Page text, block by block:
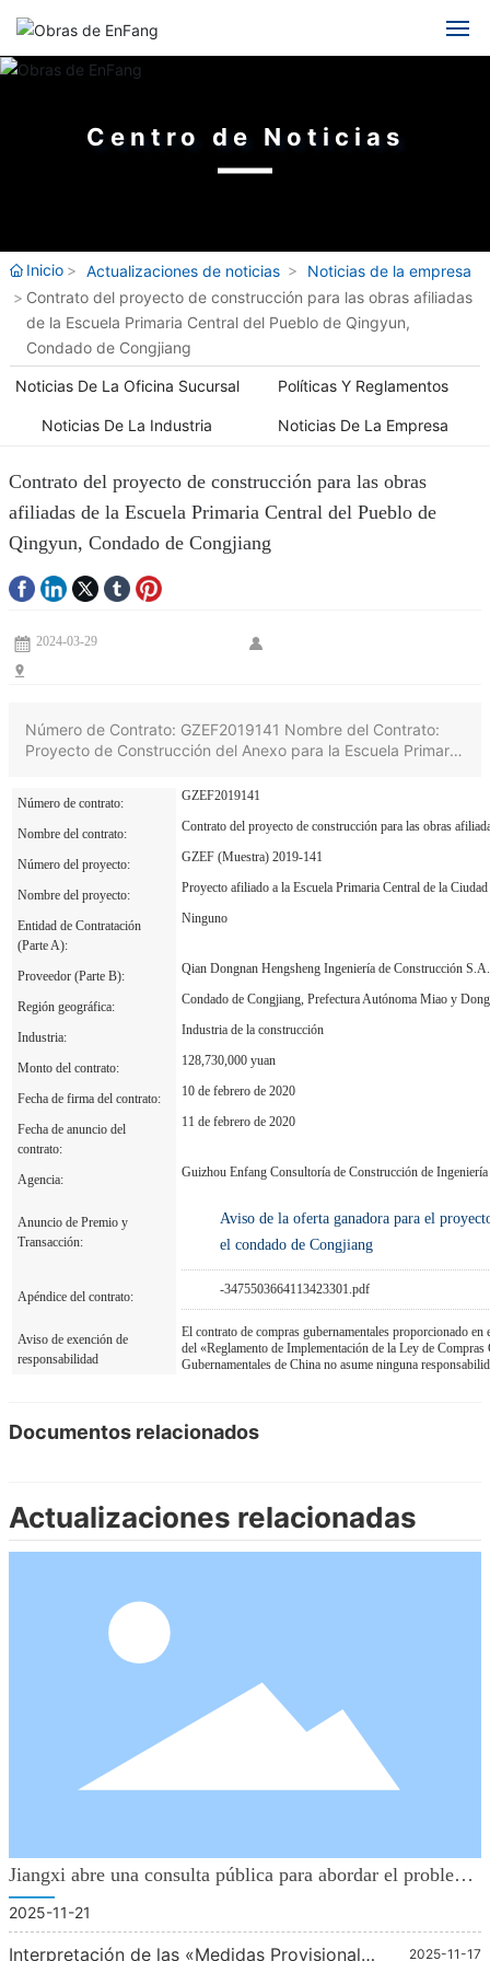
Resultados
Dinámica
Contacto
OA
Spanish
Centro de Noticias
Inicio Actualizaciones de noticias
Noticias de la empresa
Contrato del proyecto de construcción para las obras afiliadas
de la Escuela Primaria Central del Pueblo de Qingyun,
Condado de Congjiang
Noticias De La Oficina Sucursal Políticas Y Reglamentos
Noticias De La Industria Noticias De La Empresa
Contrato del proyecto de construcción para las obras
afiliadas de la Escuela Primaria Central del Pueblo de
Qingyun, Condado de Congjiang
2024-03-29
Número de Contrato: GZEF2019141 Nombre del Contrato:
Proyecto de Construcción del Anexo para la Escuela Primaria
Número de Proyecto: GZEF(Cai)2019-141 Nombre del
Proyecto: Proyecto de Construcción del Anexo para la
Escuela Primaria Central del Pueblo de Qingyun en el
Condado de Congjiang Entidad Adquirente (Parte A): N/A
Proveedor (Parte B): Qiandongnan Hengsheng Engineering
Construction Co., Ltd. Ubicación: Condado de Congjiang,
Prefectura Autónoma Miao y Dong de Qiandongnan,
Provincia de Guizhou Sector Industrial: Industria de la
Construcción Monto del Contrato: 12.873.000,00 RMB Fecha
de Firma del Contrato: 10-02-2020 Fecha de Publicación del
Contrato: 11-02-2020 Agencia:
Número de contrato: GZEF2019141
Nombre del contrato: Contrato del proyecto de construcción para las obras
Número del proyecto: GZEF (Muestra) 2019-141
Nombre del proyecto: Proyecto afiliado a la Escuela Primaria Central de la
Entidad de Contratación
(Parte A):
Ninguno
Proveedor (Parte B): Qian Dongnan Hengsheng Ingeniería de Construcción S.A.
Región geográfica: Condado de Congjiang, Prefectura Autónoma Miao y
Industria: Industria de la construcción
Monto del contrato: 128,730,000 yuan
Fecha de firma del contrato: 10 de febrero de 2020
Fecha de anuncio del
contrato:
11 de febrero de 2020
Agencia: Guizhou Enfang Consultoría de Construcción de
Anuncio de Premio y
Transacción:
Aviso de la oferta ganadora para el
el condado de Congjiang
Apéndice del contrato: -3475503664113423301.pdf
Aviso de exención de
responsabilidad
El contrato de compras gubernamentales proporcionado
del «Reglamento de Implementación de la Ley de
Gubernamentales de China no asume ninguna
Documentos relacionados
Actualizaciones relacionadas
Jiangxi abre una consulta pública para abordar el problema
de los precios anormalmente bajos.
———
2025-11-21
Interpretación de las «Medidas Provisionales
2025-11-17